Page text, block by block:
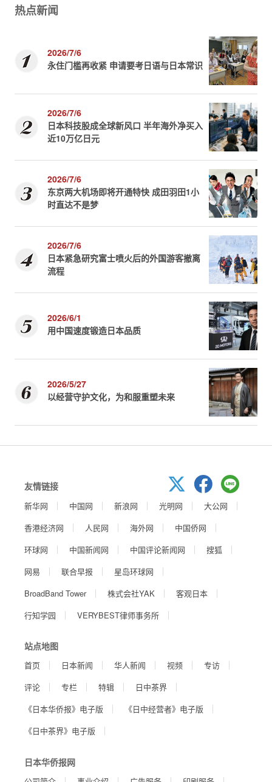
热点新闻
2026/7/6
永住门槛再收紧 申请要考日语与日本常识
2026/7/6
日本科技股成全球新风口 半年海外净买入
近10万亿日元
2026/7/6
东京两大机场即将开通特快 成田羽田1小
时直达不是梦
2026/7/6
日本紧急研究富士喷火后的外国游客撤离
流程
2026/6/1
用中国速度锻造日本品质
2026/5/27
以经营守护文化，为和服重塑未来
友情链接
新华网 中国网 新浪网 光明网
大公网
香港经济网
人民网 海外网
中国侨网
环球网
中国新闻网 中国评论新闻网
搜狐
网易
联合早报
星岛环球网
BroadBand Tower
株式会社YAK
客观日本
行知学园
VERYBEST律师事务所
站点地图
首页 日本新闻 华人新闻 视频
专访
评论
专栏 特辑
日中茶界
《日本华侨报》电子版
《日中经营者》电子版
《日中茶界》电子版
日本华侨报网